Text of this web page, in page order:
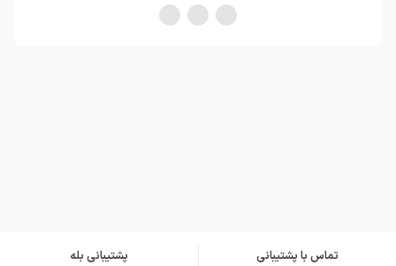
تماس با پشتیبانی پشتیبانی بله